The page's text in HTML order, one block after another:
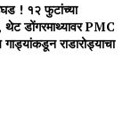
! १२ फुटांच्या
डोंगरमाथ्यावर PMC
राडारोड्याचा